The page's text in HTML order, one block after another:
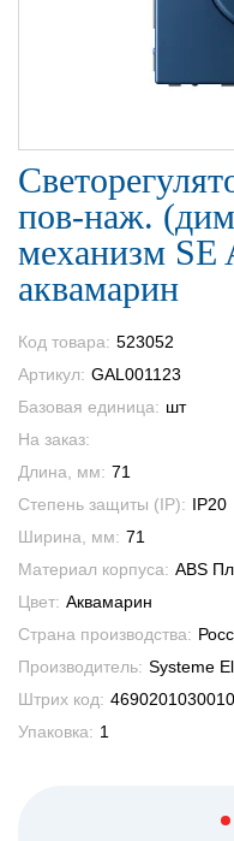
пов-наж.
механизм SE
аквамарин
Код товара: 523052
Артикул: GAL001123
Базовая единица: шт
На заказ:
Длина, мм: 71
Степень защиты (IP): IP20
Ширина, мм: 71
Материал корпуса: ABS
Цвет: Аквамарин
Страна производства:
Производитель: Systeme
Штрих код: 4690201030010
Упаковка: 1